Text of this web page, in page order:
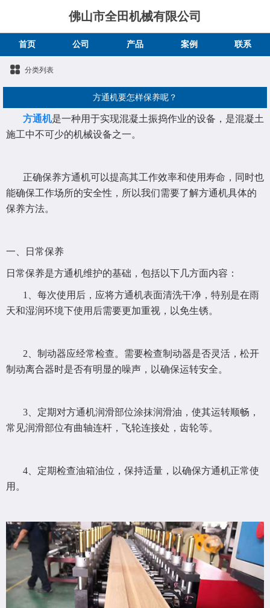
佛山市全田机械有限公司
首页 公司 产品 案例 联系
分类列表
方通机要怎样保养呢？
方通机是一种用于实现混凝土振捣作业的设备，是混凝土
施工中不可少的机械设备之一。
正确保养方通机可以提高其工作效率和使用寿命，同时也
能确保工作场所的安全性，所以我们需要了解方通机具体的
保养方法。
一、日常保养
日常保养是方通机维护的基础，包括以下几方面内容：
1、每次使用后，应将方通机表面清洗干净，特别是在雨
天和湿润环境下使用后需要更加重视，以免生锈。
2、制动器应经常检查。需要检查制动器是否灵活，松开
制动离合器时是否有明显的噪声，以确保运转安全。
3、定期对方通机润滑部位涂抹润滑油，使其运转顺畅，
常见润滑部位有曲轴连杆，飞轮连接处，齿轮等。
4、定期检查油箱油位，保持适量，以确保方通机正常使
用。